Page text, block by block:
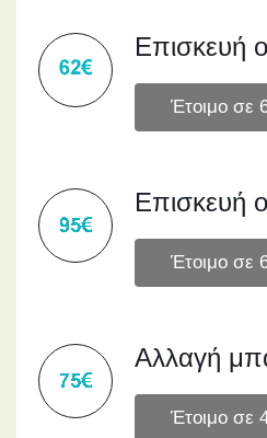
Επισκευή
Επισκευή
Αλλαγή